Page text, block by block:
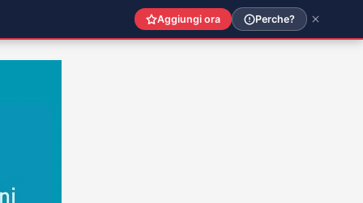
Aggiungi ora Perche?